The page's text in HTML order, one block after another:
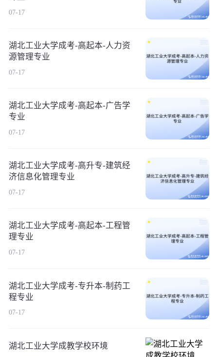
07-17
湖北工业大学成考-高起本-人力资
源管理专业
07-17
湖北工业大学成考-高起本-广告学
专业
07-17
湖北工业大学成考-高升专-建筑经
济信息化管理专业
07-17
湖北工业大学成考-高起本-工程管
理专业
07-17
湖北工业大学成考-专升本-制药工
程专业
07-17
湖北工业大学成教学校环境